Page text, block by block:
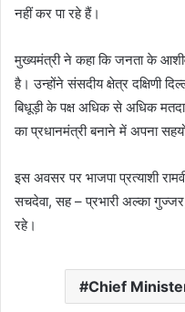
नहीं कर पा रहे हैं।
मुख्यमंत्री ने कहा कि जनता के
है। उन्होंने संसदीय क्षेत्र दक्षिणी
बिधूड़ी के पक्ष अधिक से अधिक
का प्रधानमंत्री बनाने में अपना
इस अवसर पर भाजपा प्रत्याशी
सचदेवा, सह – प्रभारी अल्का
रहे।
Chief